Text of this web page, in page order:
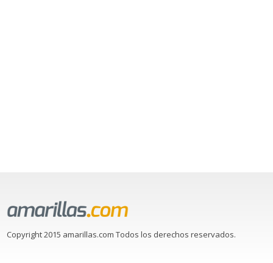
Copyright 2015 amarillas.com Todos los derechos reservados.